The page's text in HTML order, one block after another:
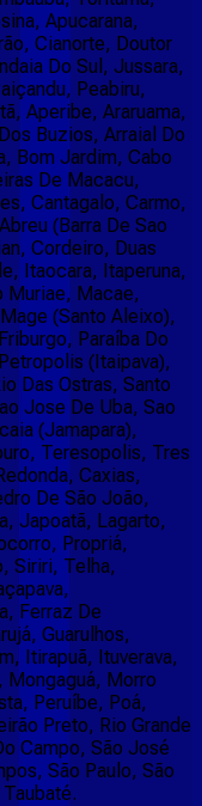
Apucarana,
Cianorte, Doutor
Do Sul, Jussara,
Peabiru,
Aperibe, Araruama,
Buzios, Arraial Do
Bom Jardim, Cabo
De Macacu,
Cantagalo, Carmo,
(Barra De Sao
Cordeiro, Duas
Itaocara, Itaperuna,
Muriae, Macae,
(Santo Aleixo),
Paraíba Do
(Itaipava),
Das Ostras, Santo
Jose De Uba, Sao
(Jamapara),
Teresopolis, Tres
Caxias,
De São João,
Japoatã, Lagarto,
Propriá,
Siriri, Telha,
Ferraz De
Guarulhos,
Itirapuã, Ituverava,
Morro
Peruíbe, Poá,
Preto, Rio Grande
Campo, São José
São Paulo, São